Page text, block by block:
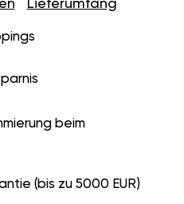
Lieferumfang
beim
(bis zu 5000 EUR)